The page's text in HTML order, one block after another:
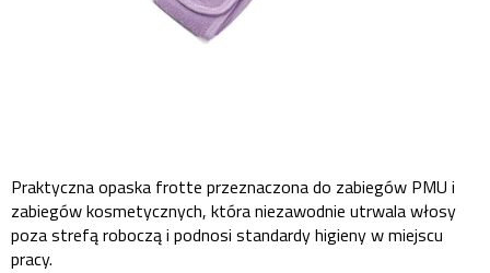
Praktyczna opaska frotte przeznaczona do zabiegów PMU i
zabiegów kosmetycznych, która niezawodnie utrwala włosy
poza strefą roboczą i podnosi standardy higieny w miejscu
pracy.